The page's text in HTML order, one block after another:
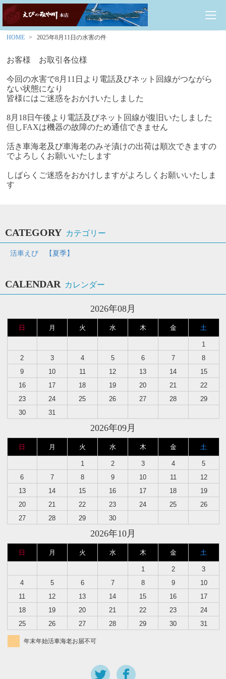
HOME 2025年8月11日の水害の件
お客様 お取引各位様
今回の水害で8月11日より電話及びネット回線がつながら
ない状態になり
皆様にはご迷惑をおかけいたしました
8月18日午後より電話及びネット回線が復旧いたしました
但しFAXは機器の故障のため通信できません
活き車海老及び車海老のみそ漬けの出荷は順次できますの
でよろしくお願いいたします
しばらくご迷惑をおかけしますがよろしくお願いいたしま
す
CATEGORY カテゴリー
活車えび 【夏季】
CALENDAR カレンダー
2026年08月
日 月 火 水 木 金 土
1
2
3 4 5 6 7
8
9
10 11 12 13 14
15
16
17 18 19 20 21
22
23
24 25 26 27 28
29
30
31
2026年09月
日 月 火 水 木 金 土
1 2 3 4
5
6
7 8 9 10 11
12
13
14 15 16 17 18
19
20
21 22 23 24 25
26
27
28 29 30
2026年10月
日 月 火 水 木 金 土
1 2
3
4
5 6 7 8 9
10
11
12 13 14 15 16
17
18
19 20 21 22 23
24
25
26 27 28 29 30 31
年末年始活車海老お届不可